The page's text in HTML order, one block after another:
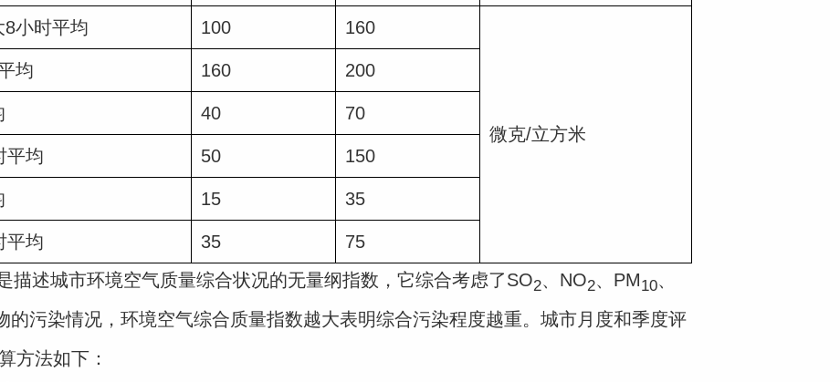
8小时平均 100 160
微克/立方米
均 160 200
40 70
平均 50 150
15 35
平均 35
75
述城市环境空气质量综合状况的无量纲指数，它综合考虑了SO2、NO2、PM10、
的污染情况，环境空气综合质量指数越大表明综合污染程度越重。城市月度和季度评
方法如下：